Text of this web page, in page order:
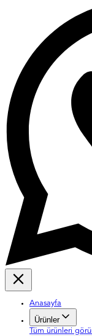
Anasayfa
Ürünler
Tüm ürünleri